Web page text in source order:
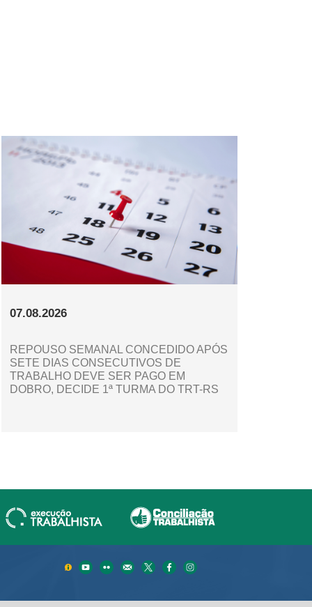
07.08.2026
REPOUSO SEMANAL CONCEDIDO APÓS
SETE DIAS CONSECUTIVOS DE
TRABALHO DEVE SER PAGO EM
DOBRO, DECIDE 1ª TURMA DO TRT-RS